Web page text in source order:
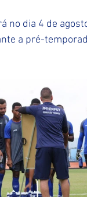
no dia 4 de
a pré-